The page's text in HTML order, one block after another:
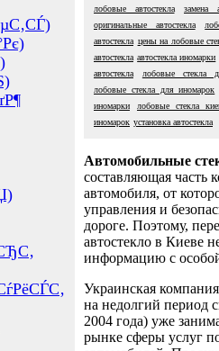
лобовые автостекла
замена
оригинальные автостекла
автостекла цены на лобовые
автостекла автостекла иномарки
автостекла
лобовые стекла
лобовые стекла для иномарок
иномарки
лобовые стекла
иномарок установка автостекла
Автомобильные
составляющая часть
автомобиля, от
управления и
дороге. Поэтому,
автостекло в Киеве
информацию с
Украинская
на недолгий период
2004 года) уже
рынке сферы услуг